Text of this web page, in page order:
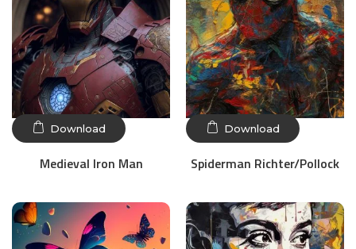
Download
Medieval Iron Man
Download
Spiderman Richter/Pollock